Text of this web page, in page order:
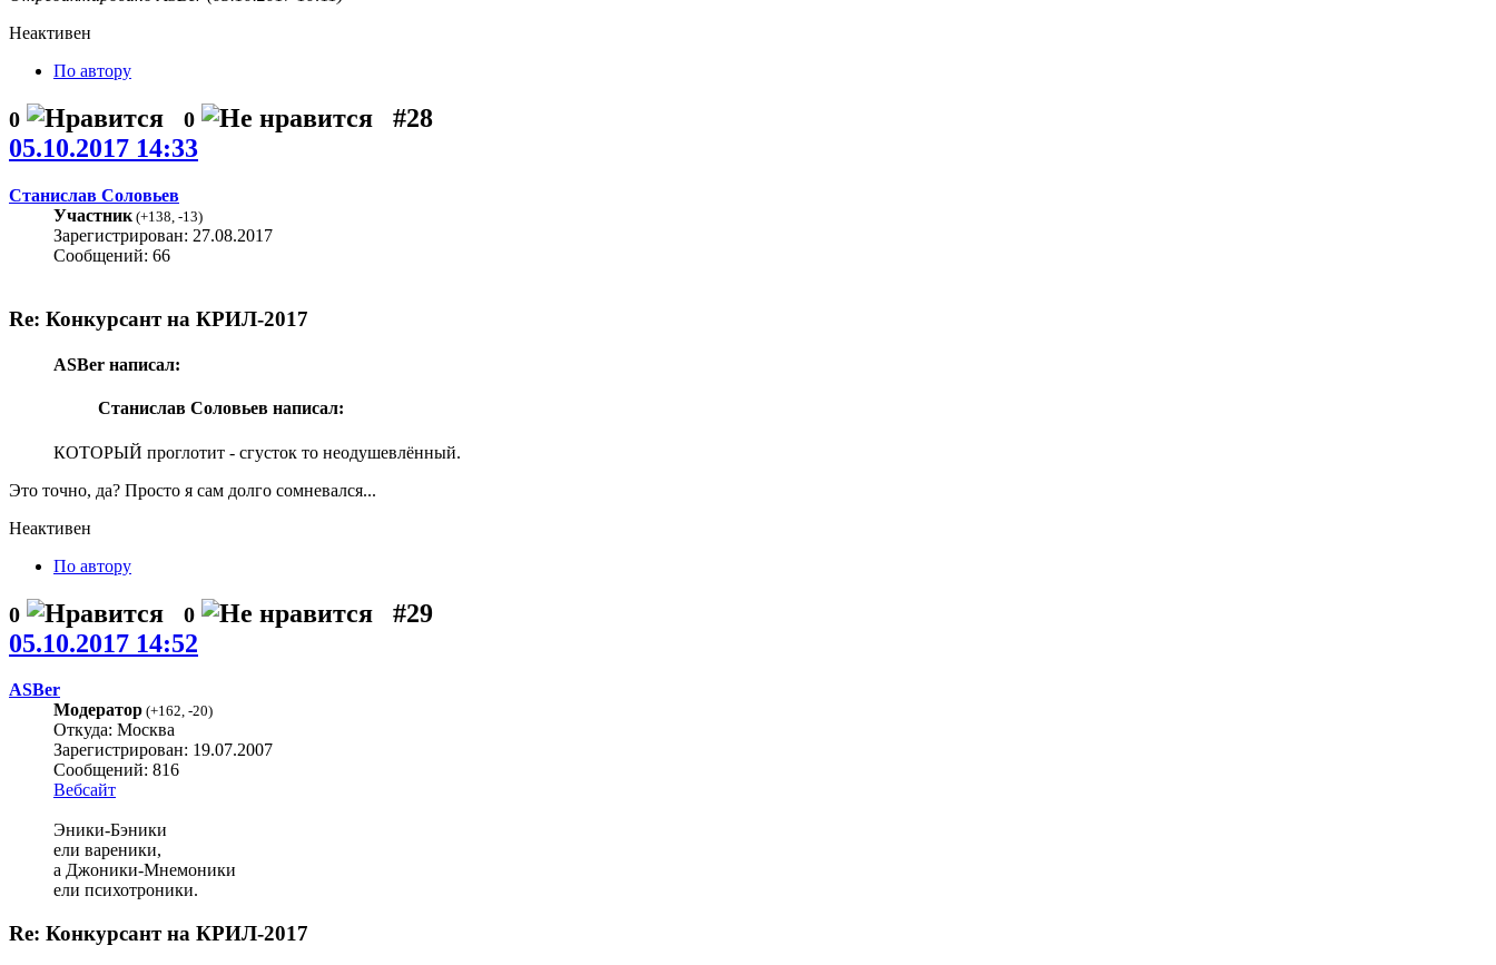
Неактивен
По автору
0 0
#28
05.10.2017 14:33
Станислав Соловьев
Участник(+138, -13)
Зарегистрирован: 27.08.2017
Сообщений: 66
Re: Конкурсант на КРИЛ-2017
ASBer написал:
Станислав Соловьев написал:
КОТОРЫЙ проглотит - сгусток то неодушевлённый.
Это точно, да? Просто я сам долго сомневался...
Неактивен
По автору
0 0
#29
05.10.2017 14:52
ASBer
Модератор (+162, -20)
Откуда: Москва
Зарегистрирован: 19.07.2007
Сообщений: 816
Вебсайт
Эники-Бэники
ели вареники,
а Джоники-Мнемоники
ели психотроники.
Re: Конкурсант на КРИЛ-2017